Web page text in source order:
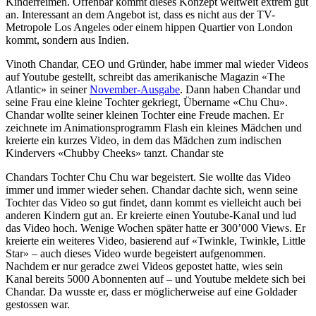
an. Interessant an dem Angebot ist, dass es nicht aus der TV-
Metropole Los Angeles oder einem hippen Quartier von London
kommt, sondern aus Indien.
Vinoth Chandar, CEO und Gründer, habe immer mal wieder Videos
auf Youtube gestellt, schreibt das amerikanische Magazin «The
Atlantic» in seinerNovember-Ausgabe. Dann haben Chandar und
seine Frau eine kleine Tochter gekriegt, Übername «Chu Chu».
Chandar wollte seiner kleinen Tochter eine Freude machen. Er
zeichnete im Animationsprogramm Flash ein kleines Mädchen und
kreierte ein kurzes Video, in dem das Mädchen zum indischen
Kindervers «Chubby Cheeks» tanzt. Chandar ste
Chandars Tochter Chu Chu war begeistert. Sie wollte das Video
immer und immer wieder sehen. Chandar dachte sich, wenn seine
Tochter das Video so gut findet, dann kommt es vielleicht auch bei
anderen Kindern gut an. Er kreierte einen Youtube-Kanal und lud
das Video hoch. Wenige Wochen später hatte er 300’000 Views. Er
kreierte ein weiteres Video, basierend auf «Twinkle, Twinkle, Little
Star» – auch dieses Video wurde begeistert aufgenommen.
Nachdem er nur geradce zwei Videos gepostet hatte, wies sein
Kanal bereits 5000 Abonnenten auf – und Youtube meldete sich bei
Chandar. Da wusste er, dass er möglicherweise auf eine Goldader
gestossen war.